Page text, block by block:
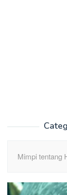
Mimpi tentang